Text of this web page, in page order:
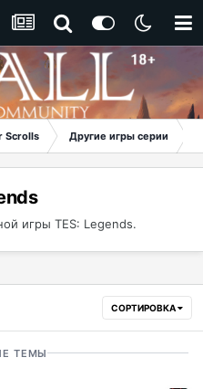
Scrolls Другие игры серии
игры TES: Legends.
СОРТИРОВКА
ТЕМЫ